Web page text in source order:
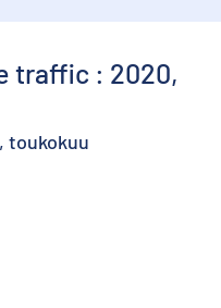
traffic : 2020,
toukokuu